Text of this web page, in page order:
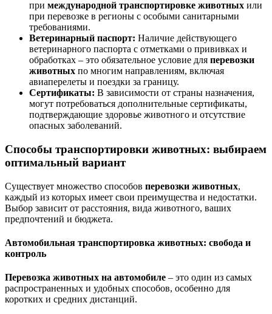
при международной транспортировке животных или
при перевозке в регионы с особыми санитарными
требованиями.
Ветеринарный паспорт: Наличие действующего
ветеринарного паспорта с отметками о прививках и
обработках – это обязательное условие для перевозки
животных по многим направлениям, включая
авиаперелеты и поездки за границу.
Сертификаты: В зависимости от страны назначения,
могут потребоваться дополнительные сертификаты,
подтверждающие здоровье животного и отсутствие
опасных заболеваний.
Способы транспортировки животных: выбираем
оптимальный вариант
Существует множество способов перевозки животных,
каждый из которых имеет свои преимущества и недостатки.
Выбор зависит от расстояния, вида животного, ваших
предпочтений и бюджета.
Автомобильная транспортировка животных: свобода и
контроль
Перевозка животных на автомобиле – это один из самых
распространенных и удобных способов, особенно для
коротких и средних дистанций.